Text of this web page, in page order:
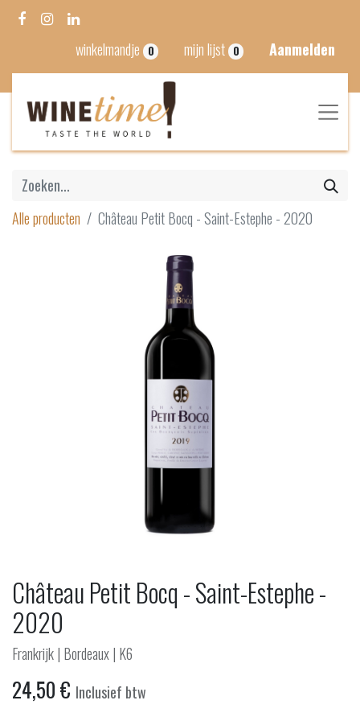
winkelmandje 0 mijn lijst 0 Aanmelden
Alle producten Château Petit Bocq - Saint-Estephe - 2020
Château Petit Bocq - Saint-Estephe -
2020
Frankrijk | Bordeaux | K6
24,50€ Inclusief btw